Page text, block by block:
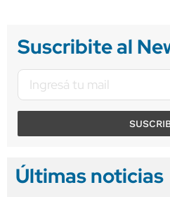
Suscribite al
Últimas noticias